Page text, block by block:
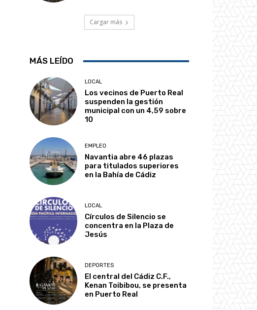
Cargar más
MÁS LEÍDO
LOCAL
Los vecinos de Puerto Real
suspenden la gestión
municipal con un 4,59 sobre
10
EMPLEO
Navantia abre 46 plazas
para titulados superiores
en la Bahía de Cádiz
LOCAL
Círculos de Silencio se
concentra en la Plaza de
Jesús
DEPORTES
El central del Cádiz C.F.,
Kenan Toibibou, se presenta
en Puerto Real